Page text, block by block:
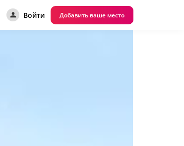
Войти
Добавить ваше место